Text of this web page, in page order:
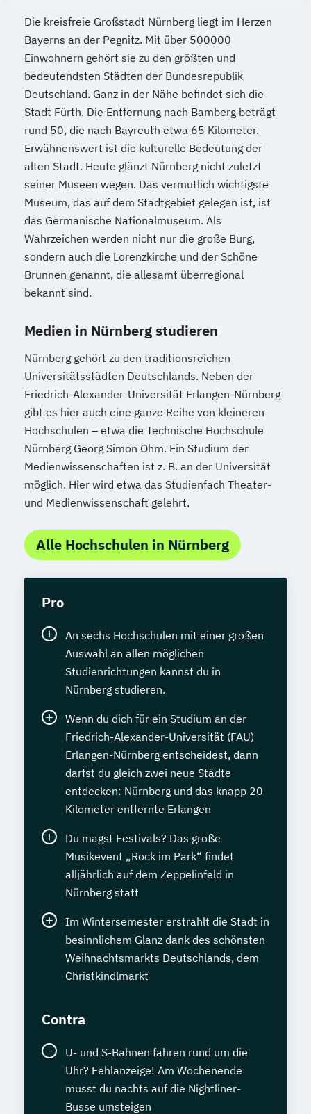
Die kreisfreie Großstadt Nürnberg liegt im Herzen
Bayerns an der Pegnitz. Mit über 500000
Einwohnern gehört sie zu den größten und
bedeutendsten Städten der Bundesrepublik
Deutschland. Ganz in der Nähe befindet sich die
Stadt Fürth. Die Entfernung nach Bamberg beträgt
rund 50, die nach Bayreuth etwa 65 Kilometer.
Erwähnenswert ist die kulturelle Bedeutung der
alten Stadt. Heute glänzt Nürnberg nicht zuletzt
seiner Museen wegen. Das vermutlich wichtigste
Museum, das auf dem Stadtgebiet gelegen ist, ist
das Germanische Nationalmuseum. Als
Wahrzeichen werden nicht nur die große Burg,
sondern auch die Lorenzkirche und der Schöne
Brunnen genannt, die allesamt überregional
bekannt sind.
Medien in Nürnberg studieren
Nürnberg gehört zu den traditionsreichen
Universitätsstädten Deutschlands. Neben der
Friedrich-Alexander-Universität Erlangen-Nürnberg
gibt es hier auch eine ganze Reihe von kleineren
Hochschulen – etwa die Technische Hochschule
Nürnberg Georg Simon Ohm. Ein Studium der
Medienwissenschaften ist z. B. an der Universität
möglich. Hier wird etwa das Studienfach Theater-
und Medienwissenschaft gelehrt.
Alle Hochschulen in Nürnberg
Pro
An sechs Hochschulen mit einer großen
Auswahl an allen möglichen
Studienrichtungen kannst du in
Nürnberg studieren.
Wenn du dich für ein Studium an der
Friedrich-Alexander-Universität (FAU)
Erlangen-Nürnberg entscheidest, dann
darfst du gleich zwei neue Städte
entdecken: Nürnberg und das knapp 20
Kilometer entfernte Erlangen
Du magst Festivals? Das große
Musikevent „Rock im Park“ findet
alljährlich auf dem Zeppelinfeld in
Nürnberg statt
Im Wintersemester erstrahlt die Stadt in
besinnlichem Glanz dank des schönsten
Weihnachtsmarkts Deutschlands, dem
Christkindlmarkt
Contra
U- und S-Bahnen fahren rund um die
Uhr? Fehlanzeige! Am Wochenende
musst du nachts auf die Nightliner-
Busse umsteigen